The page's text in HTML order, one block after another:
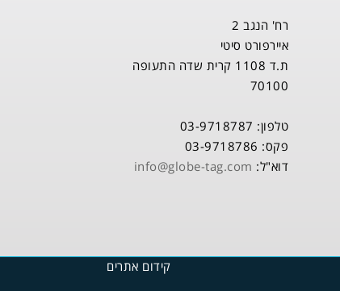
רח' הנגב 2
איירפורט סיטי
ת.ד 1108 קרית שדה התעופה
70100
טלפון: 03-9718787
פקס: 03-9718786
דוא"ל: info@globe-tag.com
קידום אתרים